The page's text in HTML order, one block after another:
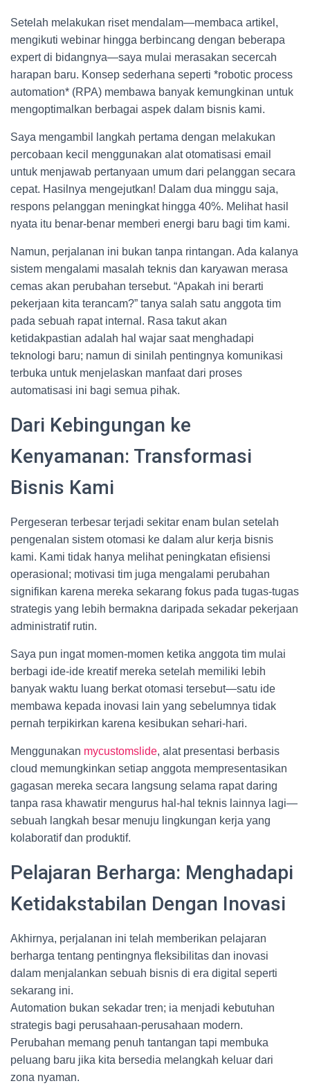
Setelah melakukan riset mendalam—membaca artikel,
mengikuti webinar hingga berbincang dengan beberapa
expert di bidangnya—saya mulai merasakan secercah
harapan baru. Konsep sederhana seperti *robotic process
automation* (RPA) membawa banyak kemungkinan untuk
mengoptimalkan berbagai aspek dalam bisnis kami.
Saya mengambil langkah pertama dengan melakukan
percobaan kecil menggunakan alat otomatisasi email
untuk menjawab pertanyaan umum dari pelanggan secara
cepat. Hasilnya mengejutkan! Dalam dua minggu saja,
respons pelanggan meningkat hingga 40%. Melihat hasil
nyata itu benar-benar memberi energi baru bagi tim kami.
Namun, perjalanan ini bukan tanpa rintangan. Ada kalanya
sistem mengalami masalah teknis dan karyawan merasa
cemas akan perubahan tersebut. “Apakah ini berarti
pekerjaan kita terancam?” tanya salah satu anggota tim
pada sebuah rapat internal. Rasa takut akan
ketidakpastian adalah hal wajar saat menghadapi
teknologi baru; namun di sinilah pentingnya komunikasi
terbuka untuk menjelaskan manfaat dari proses
automatisasi ini bagi semua pihak.
Dari Kebingungan ke
Kenyamanan: Transformasi
Bisnis Kami
Pergeseran terbesar terjadi sekitar enam bulan setelah
pengenalan sistem otomasi ke dalam alur kerja bisnis
kami. Kami tidak hanya melihat peningkatan efisiensi
operasional; motivasi tim juga mengalami perubahan
signifikan karena mereka sekarang fokus pada tugas-tugas
strategis yang lebih bermakna daripada sekadar pekerjaan
administratif rutin.
Saya pun ingat momen-momen ketika anggota tim mulai
berbagi ide-ide kreatif mereka setelah memiliki lebih
banyak waktu luang berkat otomasi tersebut—satu ide
membawa kepada inovasi lain yang sebelumnya tidak
pernah terpikirkan karena kesibukan sehari-hari.
Menggunakan mycustomslide, alat presentasi berbasis
cloud memungkinkan setiap anggota mempresentasikan
gagasan mereka secara langsung selama rapat daring
tanpa rasa khawatir mengurus hal-hal teknis lainnya lagi—
sebuah langkah besar menuju lingkungan kerja yang
kolaboratif dan produktif.
Pelajaran Berharga: Menghadapi
Ketidakstabilan Dengan Inovasi
Akhirnya, perjalanan ini telah memberikan pelajaran
berharga tentang pentingnya fleksibilitas dan inovasi
dalam menjalankan sebuah bisnis di era digital seperti
sekarang ini.
Automation bukan sekadar tren; ia menjadi kebutuhan
strategis bagi perusahaan-perusahaan modern.
Perubahan memang penuh tantangan tapi membuka
peluang baru jika kita bersedia melangkah keluar dari
zona nyaman.